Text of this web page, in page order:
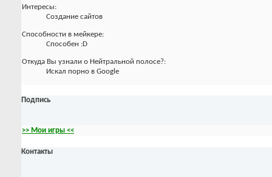
Интересы:
Создание сайтов
Способности в мейкере:
Способен :D
Откуда Вы узнали о Нейтральной полосе?:
Искал порно в Google
Подпись
>> Мои игры <<
Контакты